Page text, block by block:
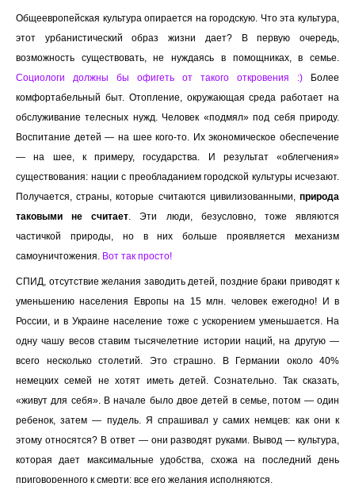
Общеевропейская культура опирается на городскую. Что эта культура,
этот урбанистический образ жизни дает? В первую очередь,
возможность существовать, не нуждаясь в помощниках, в семье.
Социологи должны бы офигеть от такого откровения :)
Более
комфортабельный быт. Отопление, окружающая среда работает на
обслуживание телесных нужд. Человек «подмял» под себя природу.
Воспитание детей — на шее кого-то. Их экономическое обеспечение
— на шее, к примеру, государства. И результат «облегчения»
существования: нации с преобладанием городской культуры исчезают.
Получается, страны, которые считаются цивилизованными, природа
таковыми не считает. Эти люди, безусловно, тоже являются
частичкой природы, но в них больше проявляется механизм
самоуничтожения. Вот так просто!
СПИД, отсутствие желания заводить детей, поздние браки приводят к
уменьшению населения Европы на 15 млн. человек ежегодно! И в
России, и в Украине население тоже с ускорением уменьшается. На
одну чашу весов ставим тысячелетние истории наций, на другую —
всего несколько столетий. Это страшно. В Германии около 40%
немецких семей не хотят иметь детей. Сознательно. Так сказать,
«живут для себя». В начале было двое детей в семье, потом — один
ребенок, затем — пудель. Я спрашивал у самих немцев: как они к
этому относятся? В ответ — они разводят руками. Вывод — культура,
которая дает максимальные удобства, схожа на последний день
приговоренного к смерти: все его желания исполняются.